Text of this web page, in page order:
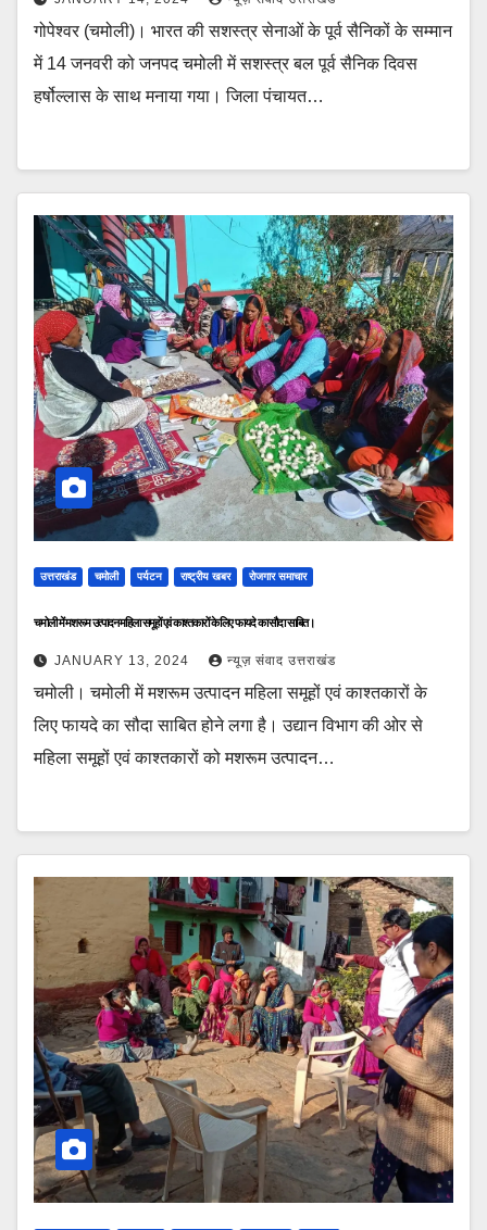
गोपेश्वर (चमोली)। भारत की सशस्त्र सेनाओं के पूर्व सैनिकों के सम्मान
में 14 जनवरी को जनपद चमोली में सशस्त्र बल पूर्व सैनिक दिवस
हर्षोल्लास के साथ मनाया गया। जिला पंचायत…
उत्तराखंड चमोली पर्यटन राष्ट्रीय खबर रोजगार समाचार
चमोली में मशरूम उत्पादन महिला समूहों एवं काश्तकारों के लिए फायदे का सौदा साबित।
JANUARY 13, 2024 न्यूज़ संवाद उत्तराखंड
चमोली। चमोली में मशरूम उत्पादन महिला समूहों एवं काश्तकारों के
लिए फायदे का सौदा साबित होने लगा है। उद्यान विभाग की ओर से
महिला समूहों एवं काश्तकारों को मशरूम उत्पादन…